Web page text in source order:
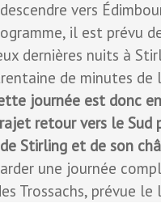
vers
il est prévu
dernières nuits à
de minutes de
journée est donc
retour vers le Sud
Stirling et de son
une journée
Trossachs, prévue le